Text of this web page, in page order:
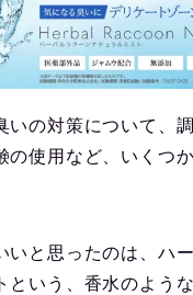
いの対策について、
の使用など、いくつ
いと思ったのは、ハ
という、香水のような